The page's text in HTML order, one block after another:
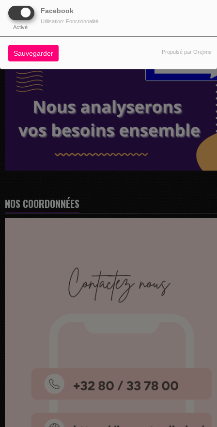
Facebook
Activé
Utilisation: Fonctionnalité
Sauvegarder Propulsé par Orejime
NOS COORDONNÉES